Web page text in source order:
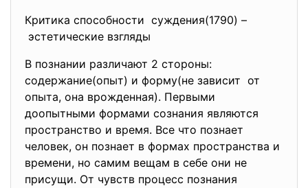
Критика способности суждения(1790) –
эстетические взгляды
В познании различают 2 стороны:
содержание(опыт) и форму(не зависит от
опыта, она врожденная). Первыми
доопытными формами сознания являются
пространство и время. Все что познает
человек, он познает в формах пространства и
времени, но самим вещам в себе они не
присущи. От чувств процесс познания